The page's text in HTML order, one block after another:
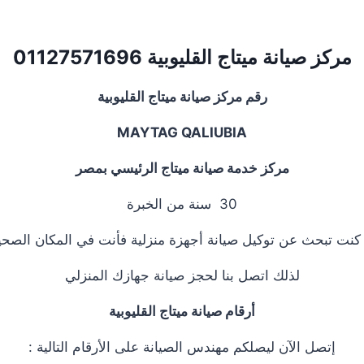
مركز صيانة ميتاج القليوبية 01127571696
رقم مركز صيانة ميتاج القليوبية
MAYTAG QALIUBIA
مركز خدمة صيانة ميتاج الرئيسي بمصر
30 سنة من الخبرة
كنت تبحث عن توكيل صيانة أجهزة منزلية فأنت في المكان
لذلك اتصل بنا لحجز صيانة جهازك المنزلي
أرقام صيانة ميتاج القليوبية
إتصل الآن ليصلكم مهندس الصيانة على الأرقام التالية :